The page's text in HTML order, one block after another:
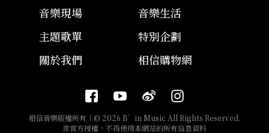
音樂現場
音樂生活
主題歌單
特別企劃
關於我們
相信購物網
相信音樂版權所有｜© 2026 B’in Music All Rights Reserved.
非官方授權，不得使用本網站的所有信息資料